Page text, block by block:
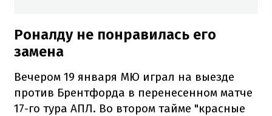
Роналду не понравилась его
замена
Вечером 19 января МЮ играл на выезде
против Брентфорда в перенесенном матче
17-го тура АПЛ. Во втором тайме "красные